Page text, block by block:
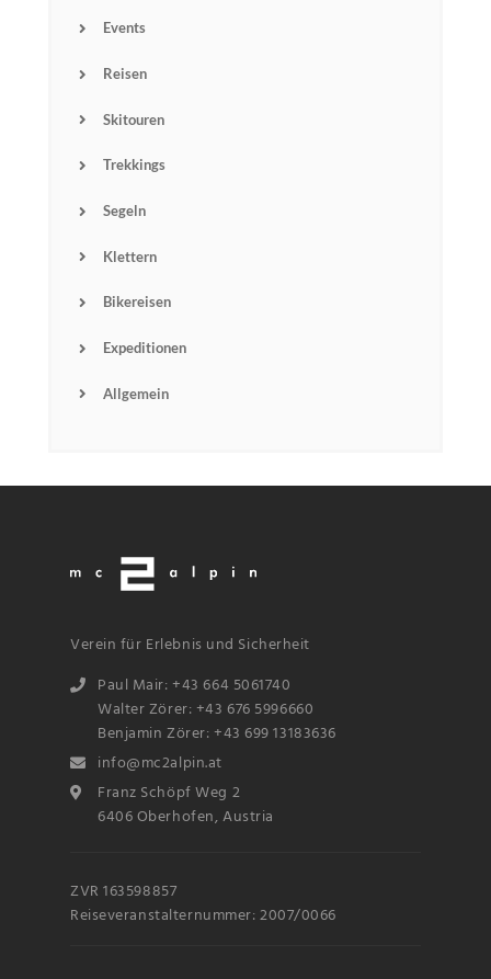
Events
Reisen
Skitouren
Trekkings
Segeln
Klettern
Bikereisen
Expeditionen
Allgemein
Verein für Erlebnis und Sicherheit
Paul Mair: +43 664 5061740
Walter Zörer: +43 676 5996660
Benjamin Zörer: +43 699 13183636
info@mc2alpin.at
Franz Schöpf Weg 2
6406 Oberhofen, Austria
ZVR 163598857
Reiseveranstalternummer: 2007/0066
Name